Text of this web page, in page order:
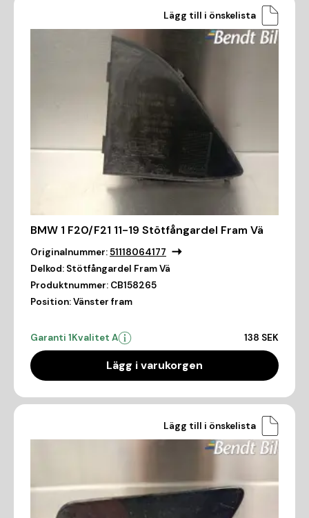
Lägg till i önskelista
BMW 1 F20/F21 11-19 Stötfångardel Fram Vä
Originalnummer:51118064177
Delkod: Stötfångardel Fram Vä
Produktnummer: CB158265
Position:Vänster fram
Garanti 1Kvalitet A 138 SEK
Lägg i varukorgen
Lägg till i önskelista